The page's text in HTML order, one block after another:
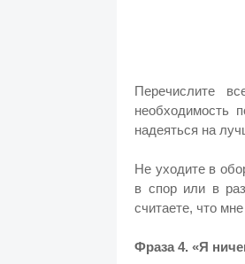
Перечислите
необходимость
надеяться на
Не уходите в
в спор или в
считаете, что
Фраза 4. «Я